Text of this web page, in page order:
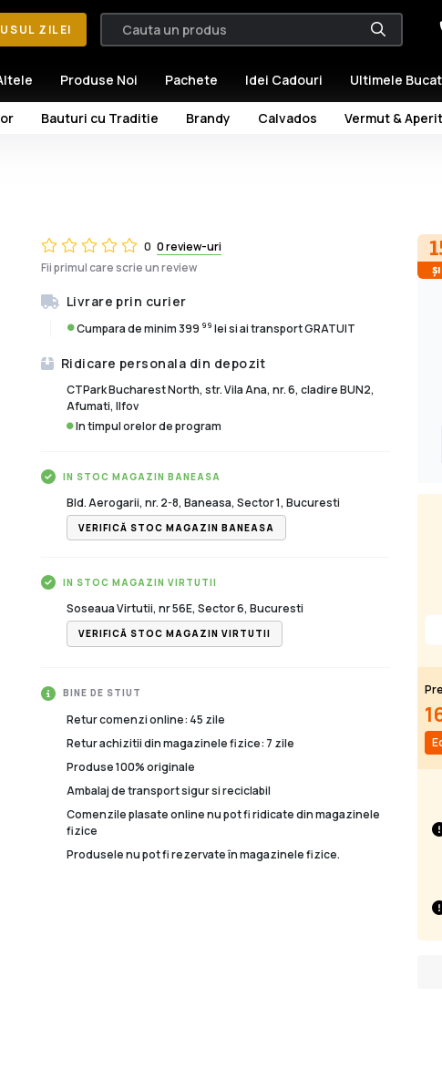
ZILEI
Bauturi cu Traditie Brandy Calvados Vermut &
Produse Noi Pachete Idei Cadouri Ultimele
0 0 review-uri
Fii primul care scrie un review
Livrare prin curier
Cumpara de minim 399 99 lei si ai transport GRATUIT
Ridicare personala din depozit
CTPark Bucharest North, str. Vila Ana, nr. 6, cladire BUN2,
Afumati, Ilfov
In timpul orelor de program
IN STOC MAGAZIN BANEASA
Bld. Aerogarii, nr. 2-8, Baneasa, Sector 1, Bucuresti
VERIFICĂ STOC MAGAZIN BANEASA
IN STOC MAGAZIN VIRTUTII
Soseaua Virtutii, nr 56E, Sector 6, Bucuresti
VERIFICĂ STOC MAGAZIN VIRTUTII
BINE DE STIUT
Retur comenzi online: 45 zile
Retur achizitii din magazinele fizice: 7 zile
Produse 100% originale
Ambalaj de transport sigur si reciclabil
Comenzile plasate online nu pot fi ridicate din magazinele
fizice
Produsele nu pot fi rezervate în magazinele fizice.